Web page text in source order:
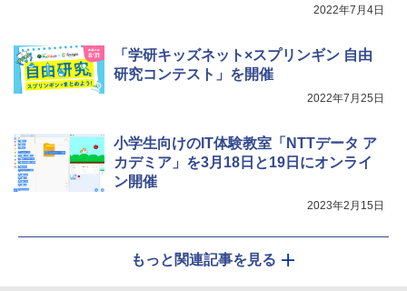
2022年7月4日
「学研キッズネット×スプリンギン 自由
研究コンテスト」を開催
2022年7月25日
小学生向けのIT体験教室「NTTデータ ア
カデミア」を3月18日と19日にオンライ
ン開催
2023年2月15日
もっと関連記事を見る